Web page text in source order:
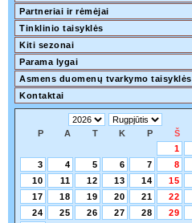
Partneriai ir rėmėjai
Tinklinio taisyklės
Kiti sezonai
Parama lygai
Asmens duomenų tvarkymo taisyklės
Kontaktai
P A T K P Š
1
3
4 5 6 7 8
10
11 12 13 14 15
17
18 19 20 21 22
24
25 26 27 28 29